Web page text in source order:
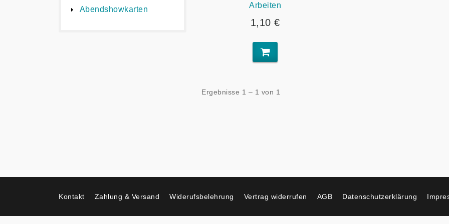
Abendshowkarten Arbeiten
1,10 €
Ergebnisse 1 – 1 von 1
Kontakt Zahlung & Versand Widerufsbelehrung Vertrag widerrufen AGB Datenschutzerklärung